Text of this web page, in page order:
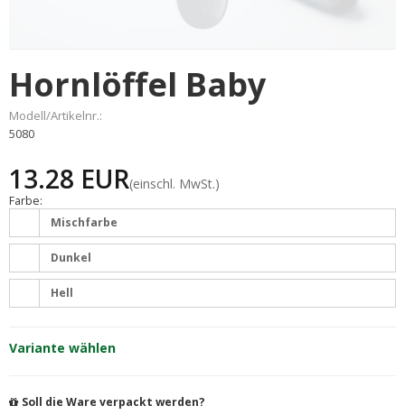
Hornlöffel Baby
Modell/Artikelnr.:
5080
13.28 EUR(einschl. MwSt.)
Farbe:
Mischfarbe
Dunkel
Hell
Variante wählen
Soll die Ware verpackt werden?